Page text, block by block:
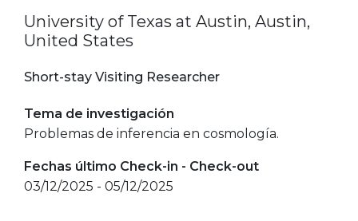
University of Texas at Austin, Austin,
United States
Short-stay Visiting Researcher
Tema de investigación
Problemas de inferencia en cosmología.
Fechas último Check-in - Check-out
03/12/2025 - 05/12/2025